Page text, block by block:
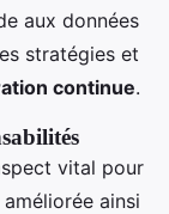
aux données
stratégies et
continue.
vital pour
améliorée ainsi